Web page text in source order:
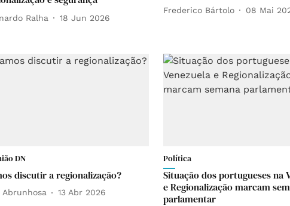
Ralha 18 Jun 2026
Frederico Bártolo 08 Mai
DN
discutir a regionalização?
Abrunhosa 13 Abr 2026
Política
Situação dos portugueses na
e Regionalização marcam
parlamentar